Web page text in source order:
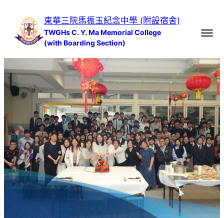
容
東華三院馬振玉紀念中學 (附設宿舍)
TWGHs C. Y. Ma Memorial College
(with Boarding Section)
家長通訊